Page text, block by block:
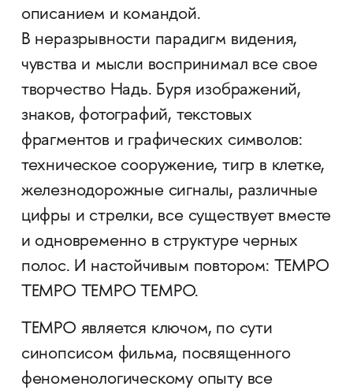
описанием и командой.
В неразрывности парадигм видения,
чувства и мысли воспринимал все свое
творчество Надь. Буря изображений,
знаков, фотографий, текстовых
фрагментов и графических символов:
техническое сооружение, тигр в клетке,
железнодорожные сигналы, различные
цифры и стрелки, все существует вместе
и одновременно в структуре черных
полос. И настойчивым повтором: TEMPO
TEMPO TEMPO TEMPO.
TEMPO является ключом, по сути
синопсисом фильма, посвященного
феноменологическому опыту все